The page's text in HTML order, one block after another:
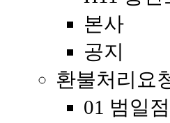
본사
공지
환불처리요
01 범일점